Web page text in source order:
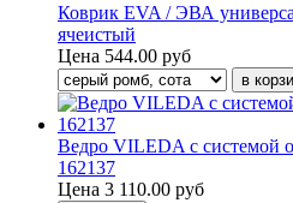
Коврик EVA / ЭВА
ячеистый
Цена 544.00 руб
Ведро VILEDA с системой
162137
Цена 3 110.00 руб